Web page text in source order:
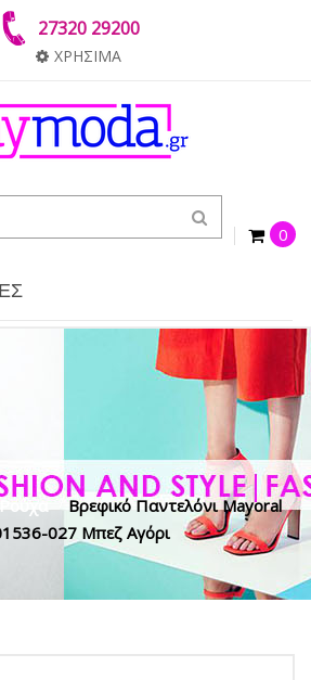
27320 29200
ΧΡΗΣΙΜΑ
0
> Βρεφικό Παντελόνι Mayoral
027 Μπεζ Αγόρι